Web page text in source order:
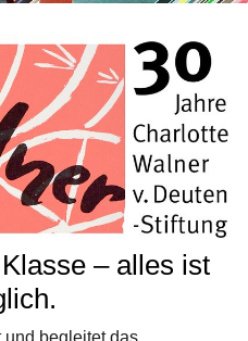
– alles ist
und begleitet das